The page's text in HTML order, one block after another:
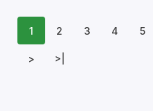
1 2 3 4 5
> >|